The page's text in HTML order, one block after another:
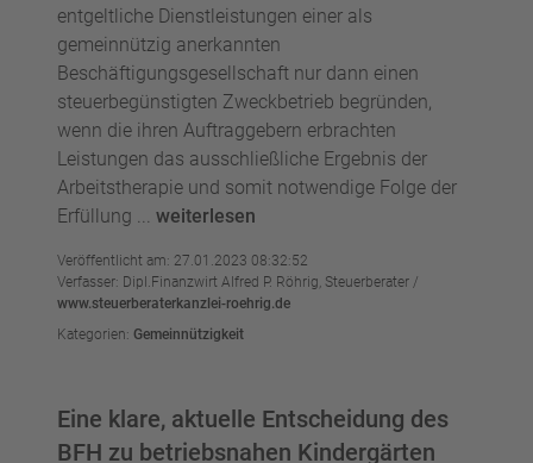
entgeltliche Dienstleistungen einer als
gemeinnützig anerkannten
Beschäftigungsgesellschaft nur dann einen
steuerbegünstigten Zweckbetrieb begründen,
wenn die ihren Auftraggebern erbrachten
Leistungen das ausschließliche Ergebnis der
Arbeitstherapie und somit notwendige Folge der
Erfüllung ... weiterlesen
Veröffentlicht am: 27.01.2023 08:32:52
Verfasser: Dipl.Finanzwirt Alfred P. Röhrig, Steuerberater /
www.steuerberaterkanzlei-roehrig.de
Kategorien: Gemeinnützigkeit
Eine klare, aktuelle Entscheidung des
BFH zu betriebsnahen Kindergärten